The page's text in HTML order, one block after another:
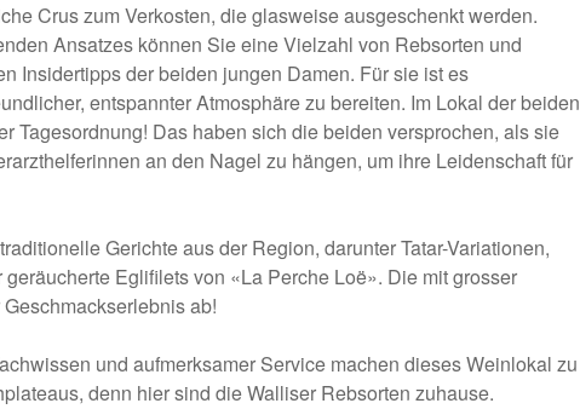
Crus zum Verkosten, die glasweise ausgeschenkt werden.
Ansatzes können Sie eine Vielzahl von Rebsorten und
Insidertipps der beiden jungen Damen. Für sie ist es
entspannter Atmosphäre zu bereiten. Im Lokal der beiden
Tagesordnung! Das haben sich die beiden versprochen, als sie
an den Nagel zu hängen, um ihre Leidenschaft für
Gerichte aus der Region, darunter Tatar-Variationen,
Eglifilets von «La Perche Loë». Die mit grosser
ab!
und aufmerksamer Service machen dieses Weinlokal zu
denn hier sind die Walliser Rebsorten zuhause.